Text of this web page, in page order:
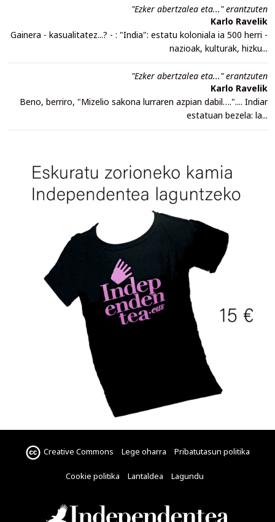
"Ezker abertzalea eta..." erantzuten
Karlo Ravelik
Gainera - kasualitatez...? - : "India": estatu koloniala ia 500 herri -
nazioak, kulturak, hizku...
"Ezker abertzalea eta..." erantzuten
Karlo Ravelik
Beno, berriro, "Mizelio sakona lurraren azpian dabil….".... Indiar
estatuan bezela: la...
Creative Commons Lege oharra Pribatutasun politika
Cookie politika Lantaldea Lagundu